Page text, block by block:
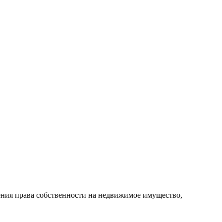
права собственности на недвижимое имущество,